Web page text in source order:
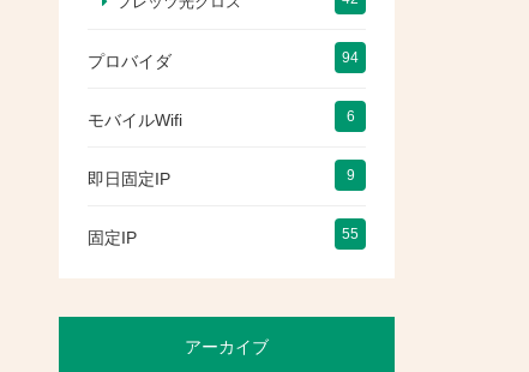
プロバイダ 94
モバイルWifi 6
即日固定IP 9
固定IP 55
アーカイブ